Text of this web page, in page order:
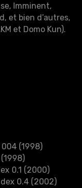
Imminent,
et bien d’autres,
et Domo Kun).
(1998)
0.1 (2000)
0.4 (2002)